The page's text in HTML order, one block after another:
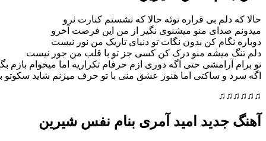
حالا که دلم بی قراره توئه حالا که نشستم کنارت نرو
میدونم صدای منو میشنوی نگیر از من این فرصت آخرو
دوباره نگام کن بدون نگات تو دنیای تاریک من نور نیست
دلم تنگ میشه منو درک کن کسی جز تو با قلب من جور نیست
تو برام آرامشی حتی اگه دوری ازم حرفام تکراریه اما میخوام بازم
اگه سرد و ساکتی اما هنوز عشق منی با تو حرف میزنم شاید سکوتو
♫♫♫♫♫♫
آهنگ جدید امید آمری بنام نفس شیرین